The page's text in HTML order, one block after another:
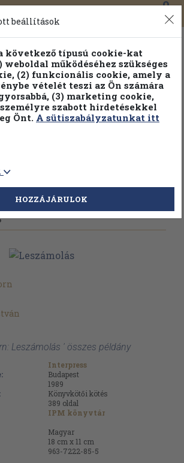
0
oldalra Válasszon példányt
Leszámolás ' összes példány
Interpress
Budapest
1989
Könyvkötői kötés
389 oldal
IPM könyvtár
Magyar
18 cm x 11 cm
963-7222-85-5
beállítások
következő típusú cookie-kat
weboldal működéséhez szükséges
(2) funkcionális cookie, amely a
vételét teszi az Ön számára
(3) marketing cookie,
szabott hirdetésekkel
Önt. A sütiszabályzatunkat itt
HOZZÁJÁRULOK